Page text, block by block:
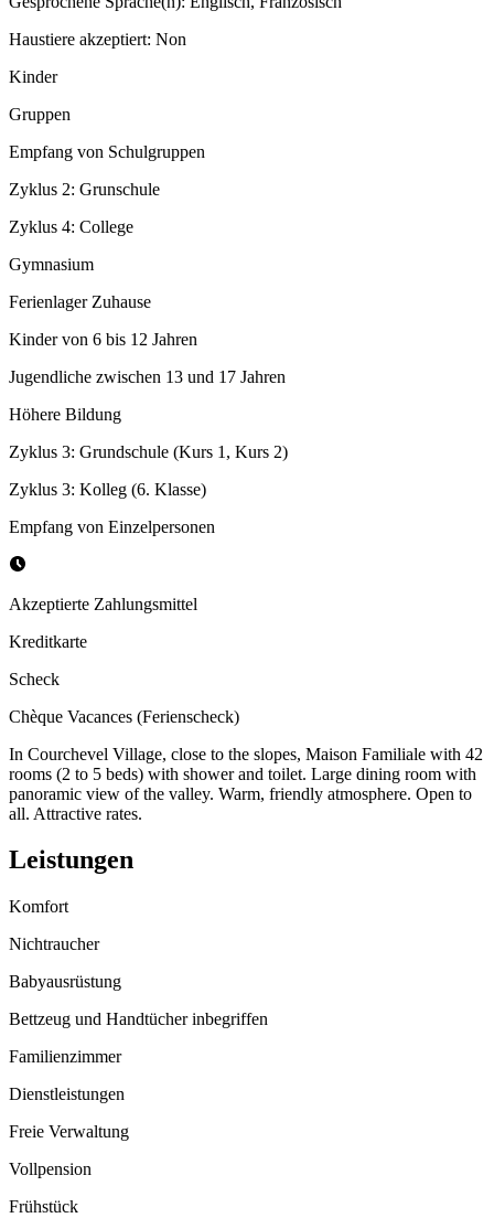
Haustiere akzeptiert: Non
Kinder
Gruppen
Empfang von Schulgruppen
Zyklus 2: Grunschule
Zyklus 4: College
Gymnasium
Ferienlager Zuhause
Kinder von 6 bis 12 Jahren
Jugendliche zwischen 13 und 17 Jahren
Höhere Bildung
Zyklus 3: Grundschule (Kurs 1, Kurs 2)
Zyklus 3: Kolleg (6. Klasse)
Empfang von Einzelpersonen
Akzeptierte Zahlungsmittel
Kreditkarte
Scheck
Chèque Vacances (Ferienscheck)
In Courchevel Village, close to the slopes, Maison Familiale with 42
rooms (2 to 5 beds) with shower and toilet. Large dining room with
panoramic view of the valley. Warm, friendly atmosphere. Open to
all. Attractive rates.
Leistungen
Komfort
Nichtraucher
Babyausrüstung
Bettzeug und Handtücher inbegriffen
Familienzimmer
Dienstleistungen
Freie Verwaltung
Vollpension
Frühstück